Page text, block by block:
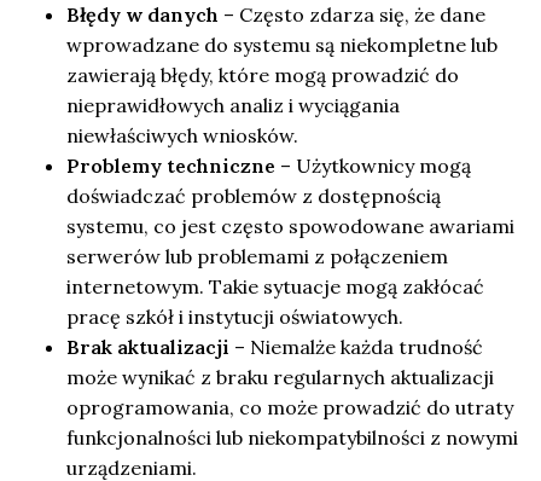
Błędy w danych – Często zdarza się, że dane
wprowadzane do systemu są niekompletne lub
zawierają błędy, które mogą prowadzić do
nieprawidłowych analiz i wyciągania
niewłaściwych wniosków.
Problemy techniczne – Użytkownicy mogą
doświadczać problemów z dostępnością
systemu, co jest często spowodowane awariami
serwerów lub problemami z połączeniem
internetowym. Takie sytuacje mogą zakłócać
pracę szkół i instytucji oświatowych.
Brak aktualizacji – Niemalże każda trudność
może wynikać z braku regularnych aktualizacji
oprogramowania, co może prowadzić do utraty
funkcjonalności lub niekompatybilności z nowymi
urządzeniami.